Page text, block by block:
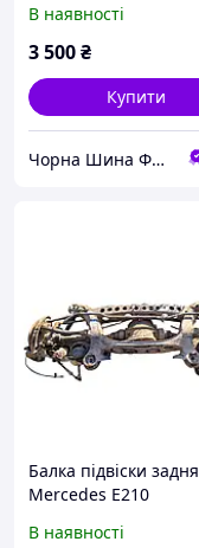
В наявності
3 500₴
Купити
Чорна Шина ФОП ЛЛІ
Балка підвіски задня
Mercedes E210
В наявності